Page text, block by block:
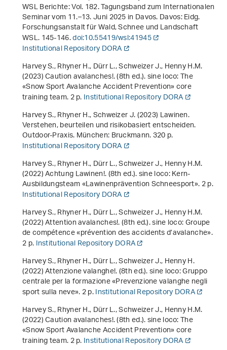
WSL Berichte: Vol. 182.Tagungsband zum Internationalen
Seminar vom 11.–13. Juni 2025 in Davos. Davos: Eidg.
Forschungsanstalt für Wald, Schnee und Landschaft
WSL. 145-146.doi:10.55419/wsl:41945
Institutional Repository DORA
Harvey S., Rhyner H., Dürr L., Schweizer J., Henny H.M.
(2023)Caution avalanches!. (8th ed.). sine loco: The
«Snow Sport Avalanche Accident Prevention» core
training team. 2 p.Institutional Repository DORA
Harvey S., Rhyner H., Schweizer J. (2023)Lawinen.
Verstehen, beurteilen und risikobasiert entscheiden.
Outdoor-Praxis. München: Bruckmann. 320 p.
Institutional Repository DORA
Harvey S., Rhyner H., Dürr L., Schweizer J., Henny H.M.
(2022)Achtung Lawinen!. (8th ed.). sine loco: Kern-
Ausbildungsteam «Lawinenprävention Schneesport». 2 p.
Institutional Repository DORA
Harvey S., Rhyner H., Dürr L., Schweizer J., Henny H.M.
(2022)Attention avalanches!. (8th ed.). sine loco: Groupe
de compétence «prévention des accidents d’avalanche».
2 p.Institutional Repository DORA
Harvey S., Rhyner H., Dürr L., Schweizer J., Henny H.
(2022)Attenzione valanghe!. (8th ed.). sine loco: Gruppo
centrale per la formazione «Prevenzione valanghe negli
sport sulla neve». 2 p.Institutional Repository DORA
Harvey S., Rhyner H., Dürr L., Schweizer J., Henny H.M.
(2022)Caution avalanches!. (8th ed.). sine loco: The
«Snow Sport Avalanche Accident Prevention» core
training team. 2 p.Institutional Repository DORA